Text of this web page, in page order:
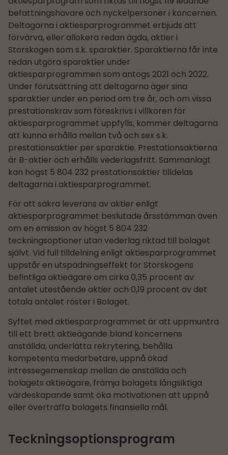
befattningshavare och nyckelpersoner i koncernen.
Deltagarna i aktiesparprogrammet erbjuds att
förvärva, eller allokera redan ägda, aktier i
Storskogen som s.k. sparaktier. Sparaktierna får inte
redan utgöra sparaktier under
aktiesparprogrammen som antogs 2021 och 2022.
Under förutsättning att deltagarna äger sina
sparaktier under en period om tre år, och om vissa
prestationskrav som föreskrivs i villkoren för
aktiesparprogrammet uppfylls, kommer deltagarna
att kunna erhålla mellan två och sex s.k.
prestationsaktier per sparaktie. Prestationsaktierna
är B-aktier och erhålls vederlagsfritt. Sammanlagt
kan högst 5 804 232 prestationsaktier tilldelas
deltagarna i aktiesparprogrammet.
För att säkra leverans av aktier enligt
aktiesparprogrammet beslutade årsstämman även
om en emission av högst 5 804 232
teckningsoptioner utan vederlag riktad till bolaget
självt. Vid full tilldelning enligt aktiesparprogrammet
uppstår en utspädningseffekt för Storskogens
befintliga aktieägare om cirka 0,35 procent av
antalet utestående aktier och 0,19 procent av det
totala antalet röster i Bolaget.
Syftet med aktiesparprogrammet är att uppmuntra
till ett brett aktieägande bland koncernens
anställda, underlätta rekrytering, behålla
kompetenta medarbetare, uppnå ökad
intressegemenskap mellan de anställda och
bolagets aktieägare, främja bolagets långsiktiga
värdeskapande samt öka motivationen att uppnå
eller överträffa bolagets finansiella mål.
Teckningsoptionsprogram